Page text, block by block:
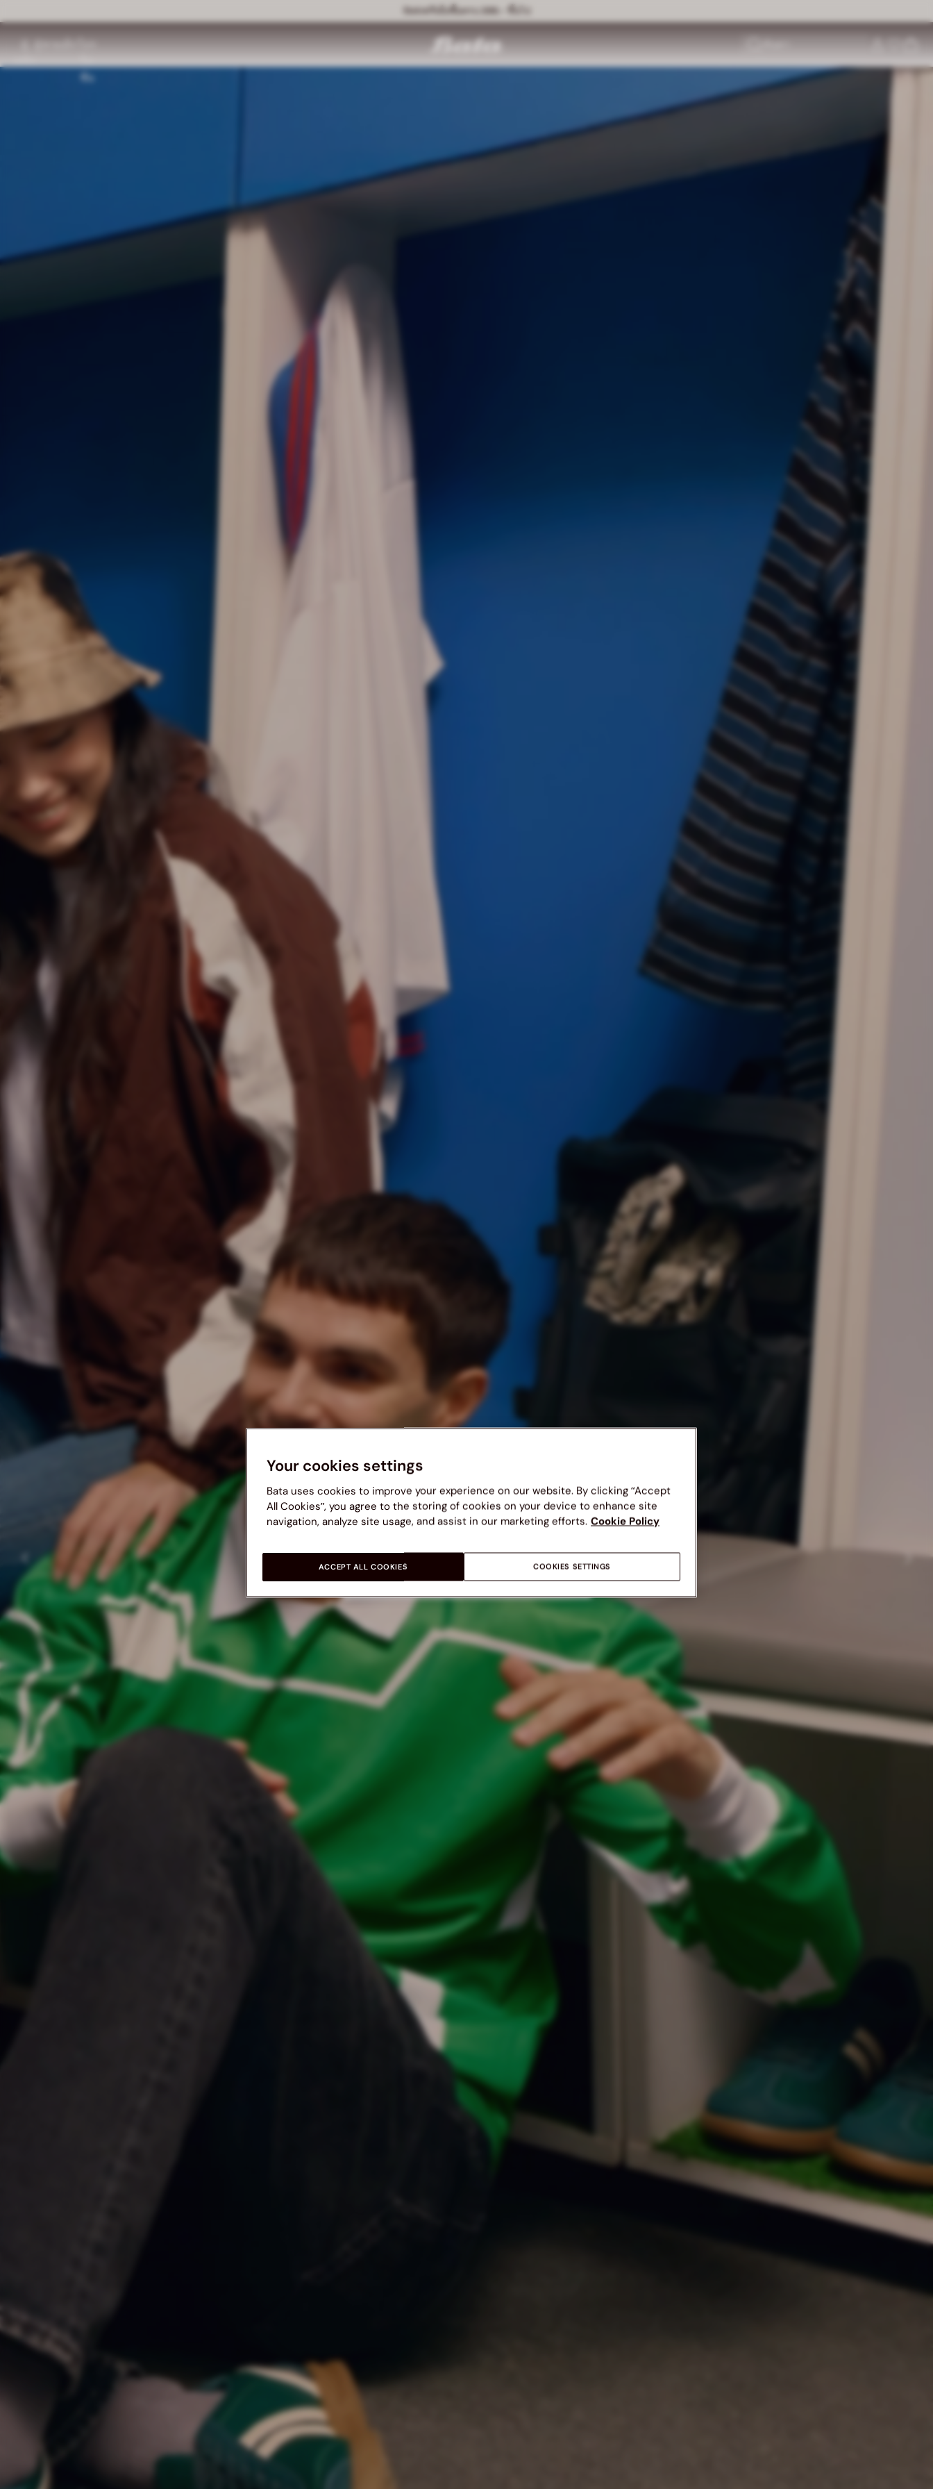
จัดส่งฟรีเมื่อซื้อครบ 399.- ขึ้นไป
ผู้
หญิง
ผู้ชายเด็ก
โปร
โม
ชั่น
ค้นหา
ZETA COLLECTION
SHOP WOMEN SHOP MEN
Your cookies settings
Bata uses cookies to improve your experience on our website. By clicking “Accept
All Cookies”, you agree to the storing of cookies on your device to enhance site
navigation, analyze site usage, and assist in our marketing efforts. Cookie Policy
COOKIES SETTINGS
ACCEPT ALL COOKIES